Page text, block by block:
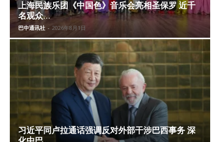
上海民族乐团《中国色》音乐会亮相圣保罗 近千
名观众...
巴中通讯社 - 2026年8月1日
习近平同卢拉通话强调反对外部干涉巴西事务 深